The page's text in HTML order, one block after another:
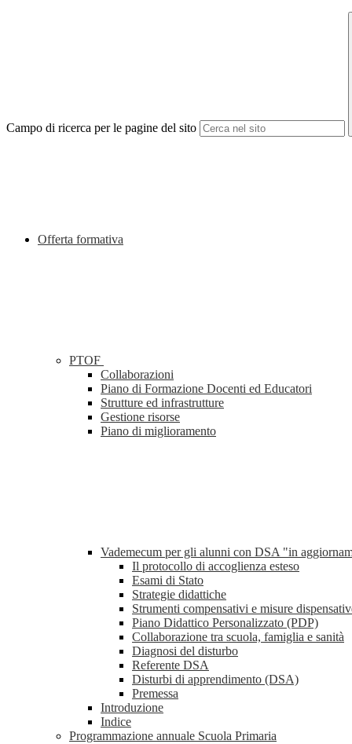
Campo di ricerca per le pagine del sito
Offerta formativa
PTOF
Collaborazioni
Piano di Formazione Docenti ed Educatori
Strutture ed infrastrutture
Gestione risorse
Piano di miglioramento
Vademecum per gli alunni con DSA "in
Il protocollo di accoglienza esteso
Esami di Stato
Strategie didattiche
Strumenti compensativi e misure
Piano Didattico Personalizzato (PDP)
Collaborazione tra scuola, famiglia e sanità
Diagnosi del disturbo
Referente DSA
Disturbi di apprendimento (DSA)
Premessa
Introduzione
Indice
Programmazione annuale Scuola Primaria